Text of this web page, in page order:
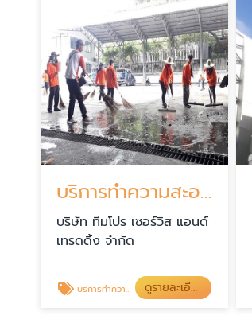
บริการทำความสะอาดครั้งใหญ่
บริษัท ทีมโปร เซอร์วิส แอนด์
เทรดดิ้ง จำกัด
บริการทำความสะอาดครั้งใหญ่ ดูรายละเอียด